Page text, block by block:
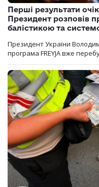
Перші результати
Президент розповів
балістикою та
Президент України
програма FREYJA вже